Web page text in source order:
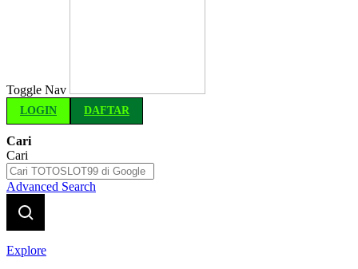
Toggle Nav
LOGIN DAFTAR
Cari
Cari
Advanced Search
Explore